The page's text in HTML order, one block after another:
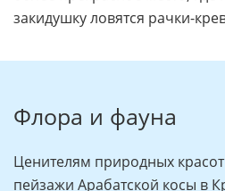
более прекрасное место, где
Флора и фауна
Ценителям природных